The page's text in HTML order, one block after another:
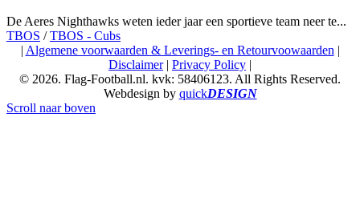
De Aeres Nighthawks weten ieder jaar een sportieve team neer te...
TBOS /TBOS - Cubs
| Algemene voorwaarden & Leverings- en Retourvoowaarden |
Disclaimer| Privacy Policy |
© 2026. Flag-Football.nl. kvk: 58406123. All Rights Reserved.
Webdesign by quickDESIGN
Scroll naar boven